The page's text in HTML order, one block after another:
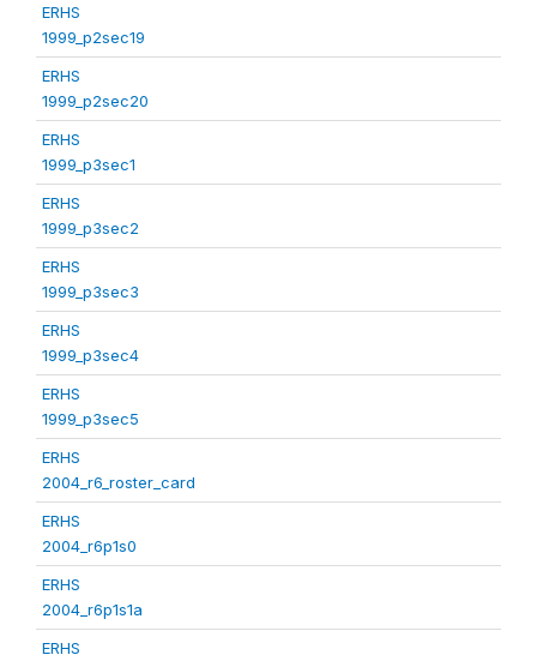
ERHS
1999_p2sec19
ERHS
1999_p2sec20
ERHS
1999_p3sec1
ERHS
1999_p3sec2
ERHS
1999_p3sec3
ERHS
1999_p3sec4
ERHS
1999_p3sec5
ERHS
2004_r6_roster_card
ERHS
2004_r6p1s0
ERHS
2004_r6p1s1a
ERHS